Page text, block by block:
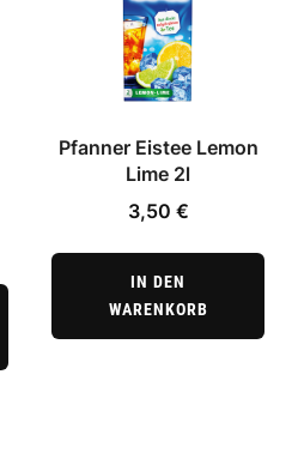
Pfanner Eistee Lemon
Lime 2l
3,50 €
IN DEN
WARENKORB